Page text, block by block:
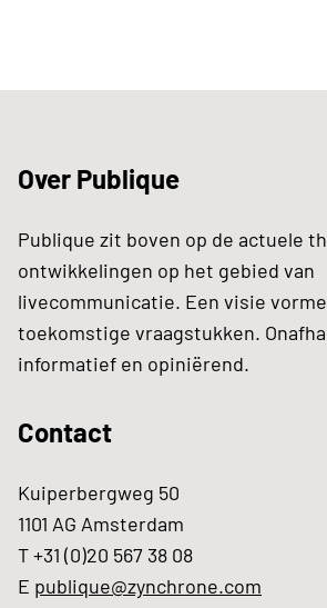
Over Publique
Publique zit boven op de actuele
ontwikkelingen op het gebied van
livecommunicatie. Een visie
toekomstige vraagstukken.
informatief en opiniërend.
Contact
Kuiperbergweg 50
1101 AG Amsterdam
T +31 (0)20 567 38 08
E publique@zynchrone.com